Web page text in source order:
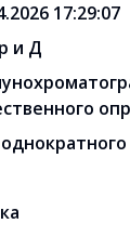
17:29:07
и Д